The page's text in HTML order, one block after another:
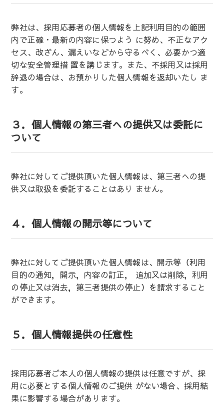
弊社は、採用応募者の個人情報を上記利用目的の範囲
内で正確・最新の内容に保つよう に努め、不正なアク
セス、改ざん、漏えいなどから守るべく、必要かつ適
切な安全管理措 置を講じます。また、不採用又は採用
辞退の場合は、お預かりした個人情報を返却いたし ま
す。
３．個人情報の第三者への提供又は委託に
ついて
弊社に対してご提供頂いた個人情報は、第三者への提
供又は取扱を委託することはあり ません。
４．個人情報の開示等について
弊社に対してご提供頂いた個人情報は、開示等（利用
目的の通知，開示，内容の訂正， 追加又は削除，利用
の停止又は消去，第三者提供の停止）を請求すること
ができます。
５．個人情報提供の任意性
採用応募者ご本人の個人情報の提供は任意ですが、採
用に必要とする個人情報のご提供 がない場合、採用結
果に影響する場合があります。